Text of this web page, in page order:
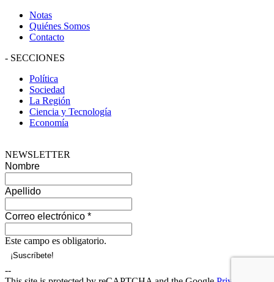
Notas
Quiénes Somos
Contacto
- SECCIONES
Política
Sociedad
La Región
Ciencia y Tecnología
Economía
NEWSLETTER
Nombre
Apellido
Correo electrónico *
Este campo es obligatorio.
--